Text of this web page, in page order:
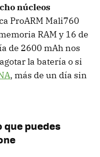
núcleos
ProARM Mali760
RAM y 16 de
de 2600 mAh nos
la batería o si
, más de un día sin
que puedes